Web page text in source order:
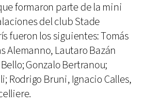
formaron parte de la mini
del club Stade
fueron los siguientes: Tomás
Alemanno, Lautaro Bazán
Gonzalo Bertranou;
Rodrigo Bruni, Ignacio Calles,